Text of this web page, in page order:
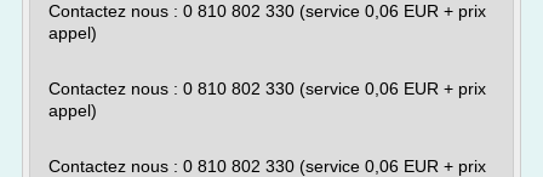
Contactez nous : 0 810 802 330 (service 0,06 EUR + prix
appel)
Contactez nous : 0 810 802 330 (service 0,06 EUR + prix
appel)
Contactez nous : 0 810 802 330 (service 0,06 EUR + prix